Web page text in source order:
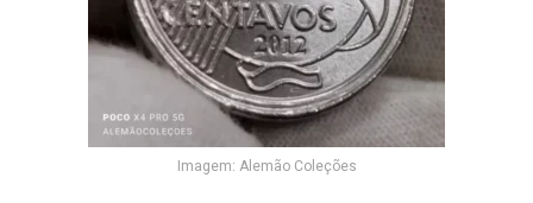
Imagem: Alemão Coleções